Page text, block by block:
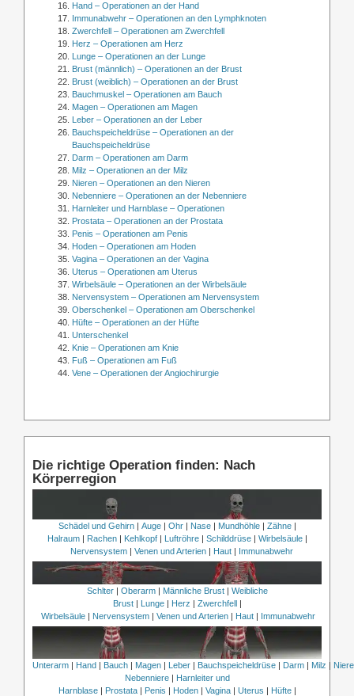
Hand – Operationen an der Hand
Immunabwehr – Operationen an den Lymphknoten
Zwerchfell – Operationen am Zwerchfell
Herz – Operationen am Herz
Lunge – Operationen an der Lunge
Brust (männlich) – Operationen an der Brust
Brust (weiblich) – Operationen an der Brust
Bauchmuskel – Operationen am Bauch
Magen – Operationen am Magen
Leber – Operationen an der Leber
Bauchspeicheldrüse – Operationen an der
Bauchspeicheldrüse
Darm – Operationen am Darm
Milz – Operationen an der Milz
Nieren – Operationen an den Nieren
Nebenniere – Operationen an der Nebenniere
Harnleiter und Harnblase – Operationen
Prostata – Operationen an der Prostata
Penis – Operationen am Penis
Hoden – Operationen am Hoden
Vagina – Operationen an der Vagina
Uterus – Operationen am Uterus
Wirbelsäule – Operationen an der Wirbelsäule
Nervensystem – Operationen am Nervensystem
Oberschenkel – Operationen am Oberschenkel
Hüfte – Operationen an der Hüfte
Unterschenkel
Knie – Operationen am Knie
Fuß – Operationen am Fuß
Vene – Operationen der Angiochirurgie
Die richtige Operation finden: Nach
Körperregion
Schädel und Gehirn| Auge| Ohr| Nase| Mundhöhle| Zähne|
Halraum| Rachen| Kehlkopf| Luftröhre| Schilddrüse| Wirbelsäule|
Nervensystem | Venen und Arterien | Haut | Immunabwehr
Schlter| Oberarm| Männliche Brust| Weibliche
Brust| Lunge| Herz | Zwerchfell|
Wirbelsäule | Nervensystem | Venen und Arterien | Haut | Immunabwehr
Unterarm| Hand| Bauch| Magen| Leber| Bauchspeicheldrüse| Darm| Milz |
Nebenniere| Harnleiter und
Harnblase| Prostata| Penis | Hoden| Vagina| Uterus | Hüfte|